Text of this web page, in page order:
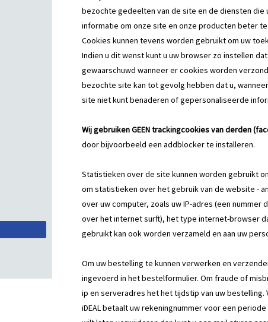
bezochte gedeelten van de site en de diensten
informatie om onze site en onze producten beter
Cookies kunnen tevens worden gebruikt om uw
Indien u dit wenst kunt u uw browser zo instellen
gewaarschuwd wanneer er cookies worden
bezochte site kan tot gevolg hebben dat u,
site niet kunt benaderen of gepersonaliseerde
Wij gebruiken GEEN trackingcookies van derden
door bijvoorbeeld een addblocker te installeren.
Statistieken over de site kunnen worden gebruikt
om statistieken over het gebruik van de website -
over uw computer, zoals uw IP-adres (een
over het internet surft), het type internet-browser
gebruikt kan ook worden verzameld en aan uw
Om uw bestelling te kunnen verwerken en
ingevoerd in het bestelformulier. Om fraude of
ip en serveradres het het tijdstip van uw
iDEAL betaalt uw rekeningnummer voor een